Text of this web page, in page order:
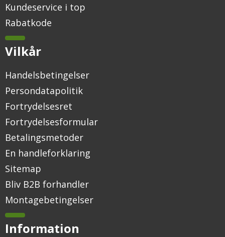
Kundeservice i top
Rabatkode
Vilkår
Handelsbetingelser
Persondatapolitik
Fortrydelsesret
Fortrydelsesformular
Betalingsmetoder
En handleforklaring
Sitemap
Bliv B2B forhandler
Montagebetingelser
Information